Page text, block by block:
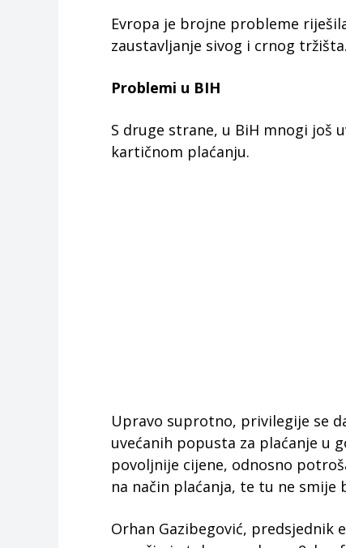
Evropa je brojne probleme
zaustavljanje sivog i crnog tržišta.
Problemi u BIH
S druge strane, u BiH mnogi još
kartičnom plaćanju.
Upravo suprotno, privilegije se
uvećanih popusta za plaćanje u
povoljnije cijene, odnosno
na način plaćanja, te tu ne smije
Orhan Gazibegović, predsjednik